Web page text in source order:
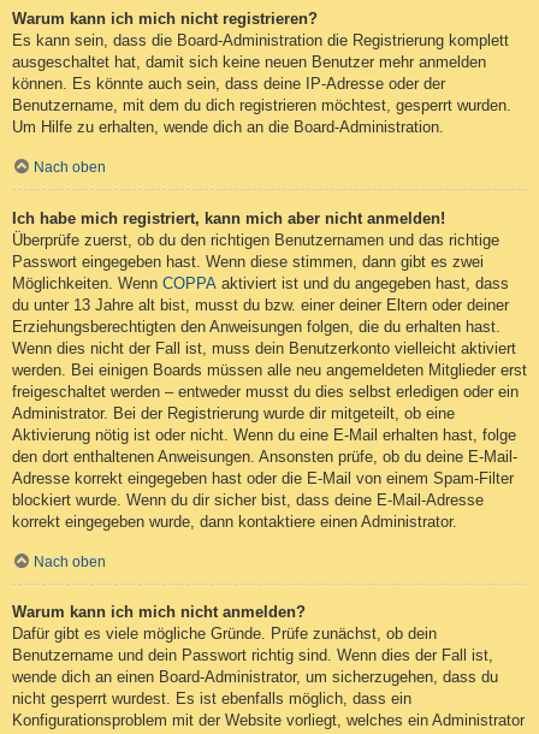
Warum kann ich mich nicht registrieren?
Es kann sein, dass die Board-Administration die Registrierung komplett
ausgeschaltet hat, damit sich keine neuen Benutzer mehr anmelden
können. Es könnte auch sein, dass deine IP-Adresse oder der
Benutzername, mit dem du dich registrieren möchtest, gesperrt wurden.
Um Hilfe zu erhalten, wende dich an die Board-Administration.
Nach oben
Ich habe mich registriert, kann mich aber nicht anmelden!
Überprüfe zuerst, ob du den richtigen Benutzernamen und das richtige
Passwort eingegeben hast. Wenn diese stimmen, dann gibt es zwei
Möglichkeiten. Wenn COPPA aktiviert ist und du angegeben hast, dass
du unter 13 Jahre alt bist, musst du bzw. einer deiner Eltern oder deiner
Erziehungsberechtigten den Anweisungen folgen, die du erhalten hast.
Wenn dies nicht der Fall ist, muss dein Benutzerkonto vielleicht aktiviert
werden. Bei einigen Boards müssen alle neu angemeldeten Mitglieder erst
freigeschaltet werden – entweder musst du dies selbst erledigen oder ein
Administrator. Bei der Registrierung wurde dir mitgeteilt, ob eine
Aktivierung nötig ist oder nicht. Wenn du eine E-Mail erhalten hast, folge
den dort enthaltenen Anweisungen. Ansonsten prüfe, ob du deine E-Mail-
Adresse korrekt eingegeben hast oder die E-Mail von einem Spam-Filter
blockiert wurde. Wenn du dir sicher bist, dass deine E-Mail-Adresse
korrekt eingegeben wurde, dann kontaktiere einen Administrator.
Nach oben
Warum kann ich mich nicht anmelden?
Dafür gibt es viele mögliche Gründe. Prüfe zunächst, ob dein
Benutzername und dein Passwort richtig sind. Wenn dies der Fall ist,
wende dich an einen Board-Administrator, um sicherzugehen, dass du
nicht gesperrt wurdest. Es ist ebenfalls möglich, dass ein
Konfigurationsproblem mit der Website vorliegt, welches ein Administrator